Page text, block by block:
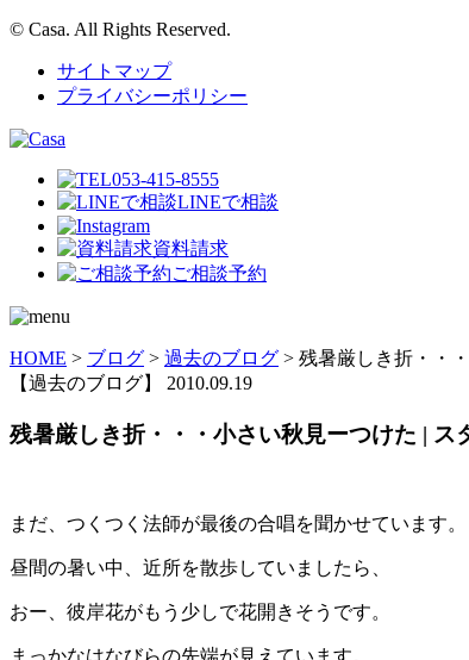
© Casa. All Rights Reserved.
サイトマップ
プライバシーポリシー
053-415-8555
LINEで相談
資料請求
ご相談予約
HOME > ブログ > 過去のブログ > 残暑厳しき折・・
【過去のブログ】 2010.09.19
残暑厳しき折・・・小さい秋見ーつけた | ス
まだ、つくつく法師が最後の合唱を聞かせています。
昼間の暑い中、近所を散歩していましたら、
おー、彼岸花がもう少しで花開きそうです。